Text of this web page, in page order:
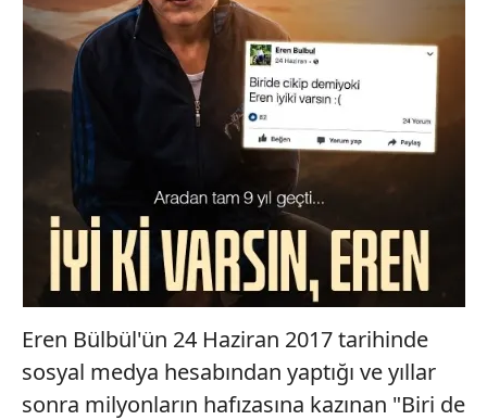
Eren Bülbül'ün 24 Haziran 2017 tarihinde
sosyal medya hesabından yaptığı ve yıllar
sonra milyonların hafızasına kazınan "Biri de